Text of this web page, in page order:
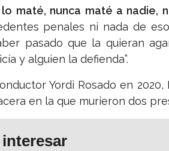
maté, nunca maté a nadie,
penales ni nada de
pasado que la quieran
y alguien la defienda”.
Yordi Rosado en 2020,
en la que murieron dos